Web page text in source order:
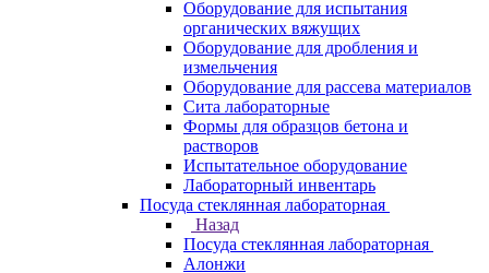
Оборудование для испытания
органических вяжущих
Оборудование для дробления и
измельчения
Оборудование для рассева материалов
Сита лабораторные
Формы для образцов бетона и
растворов
Испытательное оборудование
Лабораторный инвентарь
Посуда стеклянная лабораторная
Назад
Посуда стеклянная лабораторная
Алонжи